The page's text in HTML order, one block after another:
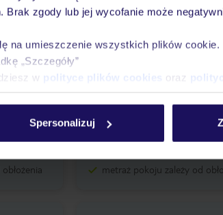
zgody lub jej wycofanie może
na umieszczenie wszystkich plików
„Szczegóły”
w polityce plików cookies oraz
Spersonalizuj
Kod pokoju: 7AF
TV
telefon
metraż pokoju zależy od